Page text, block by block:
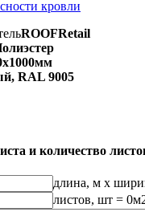
кровли
ROOFRetail
RAL 9005
и количество
длина, м x
листов, шт = 0